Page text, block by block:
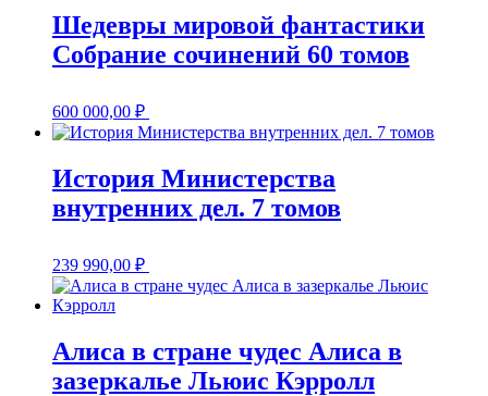
Шедевры мировой фантастики
Собрание сочинений 60 томов
600 000,00 ₽
История Министерства
внутренних дел. 7 томов
239 990,00 ₽
Алиса в стране чудес Алиса в
зазеркалье Льюис Кэрролл